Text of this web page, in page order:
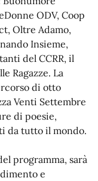
ODV, Coop
Oltre Adamo,
Insieme,
del CCRR, il
Ragazze. La
di otto
Venti Settembre
di poesie,
da tutto il mondo.
programma, sarà
e